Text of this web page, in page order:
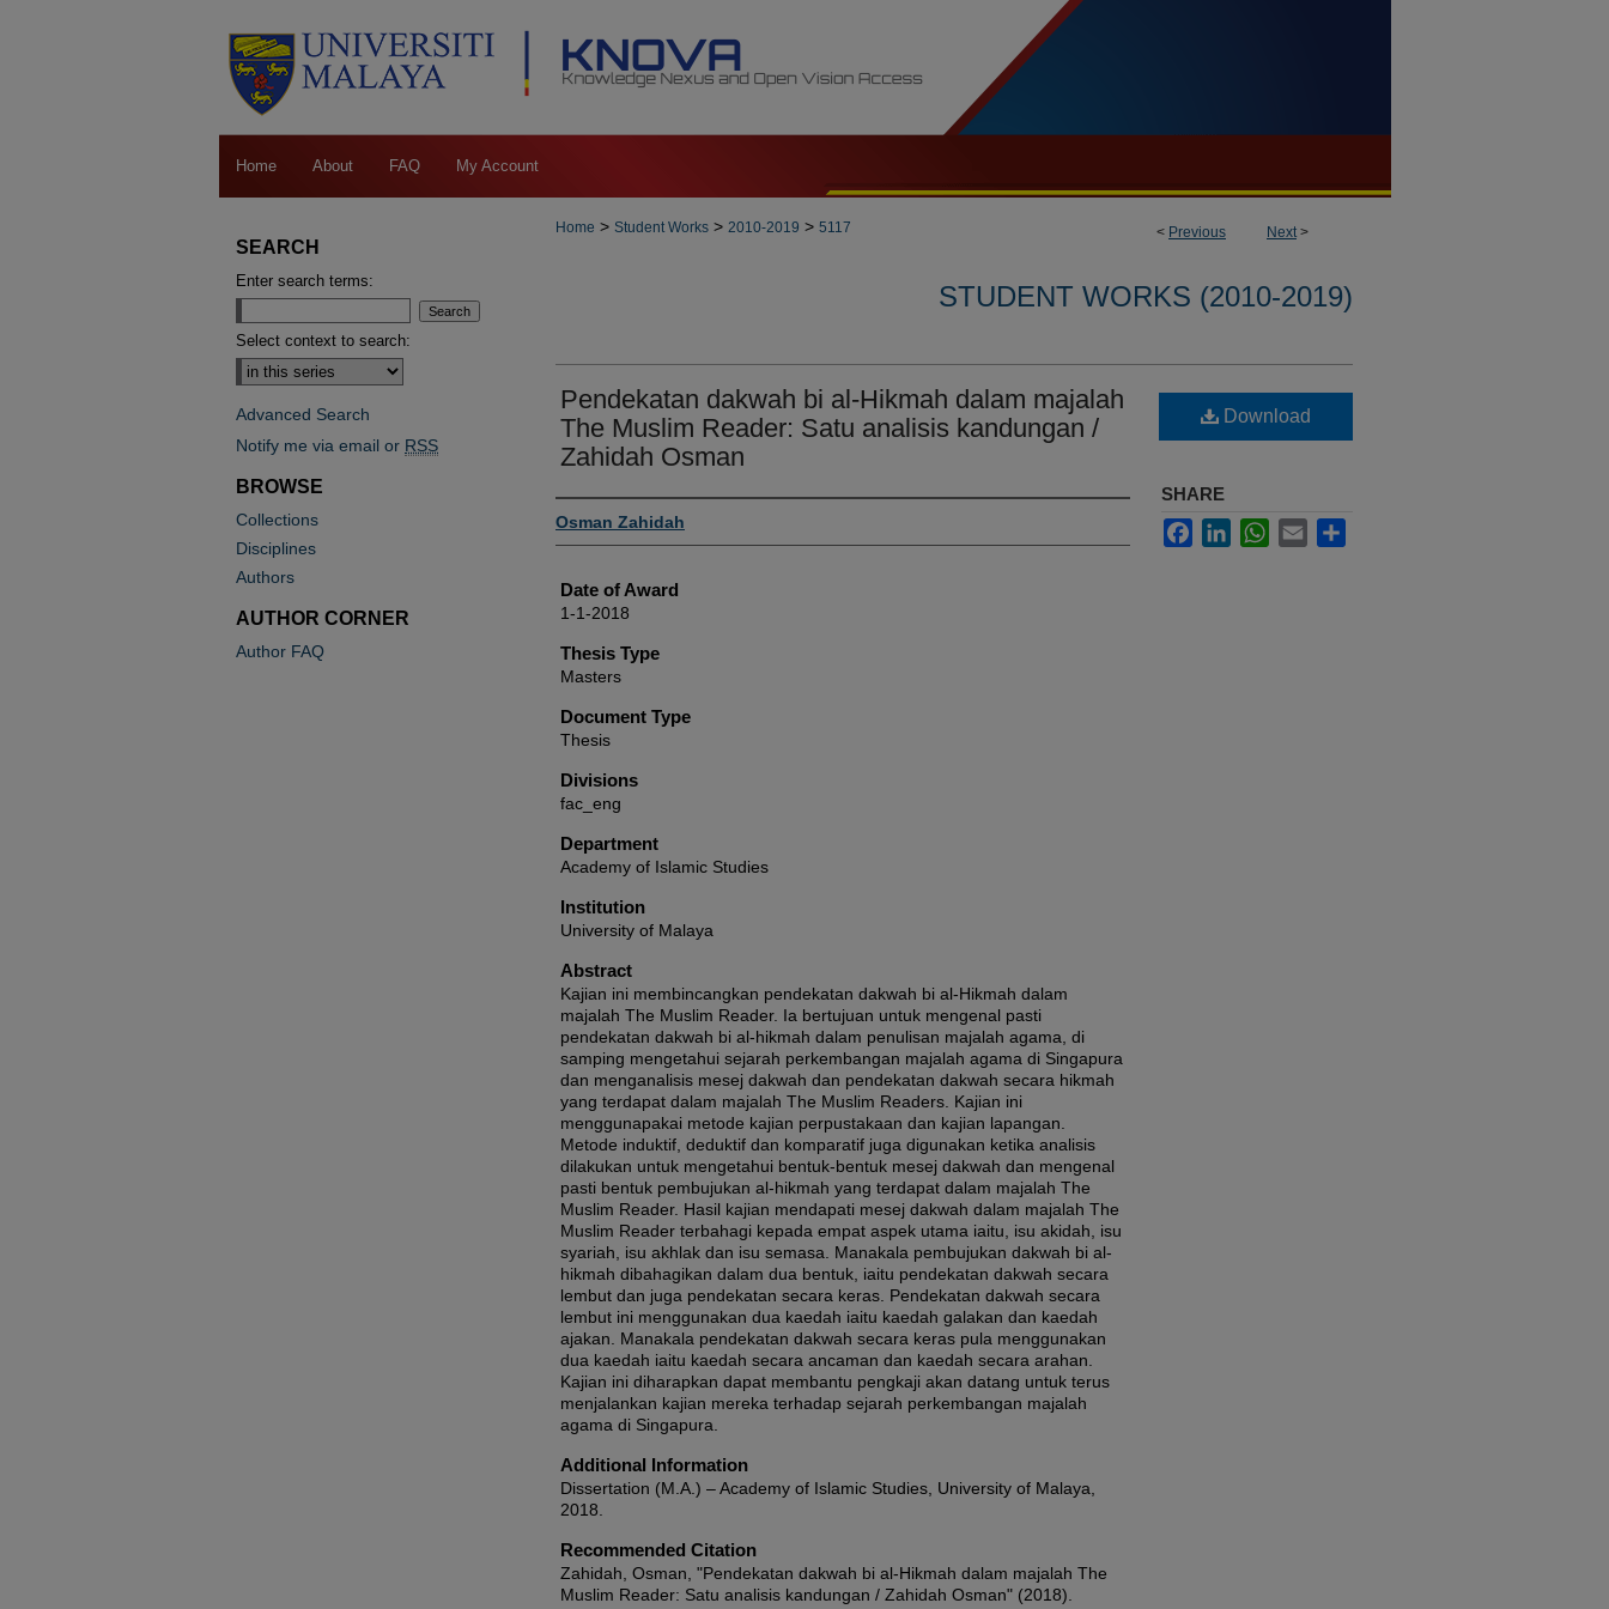
Home About FAQ My Account
< Previous Next>
Home > Student Works > 2010-2019 > 5117
STUDENT WORKS (2010-2019)
Pendekatan dakwah bi al-Hikmah dalam majalah
The Muslim Reader: Satu analisis kandungan /
Zahidah Osman
Author
Osman Zahidah
Date of Award
1-1-2018
Thesis Type
Masters
Document Type
Thesis
Divisions
fac_eng
Department
Academy of Islamic Studies
Institution
University of Malaya
Abstract
Kajian ini membincangkan pendekatan dakwah bi al-Hikmah dalam
majalah The Muslim Reader. Ia bertujuan untuk mengenal pasti
pendekatan dakwah bi al-hikmah dalam penulisan majalah agama, di
samping mengetahui sejarah perkembangan majalah agama di Singapura
dan menganalisis mesej dakwah dan pendekatan dakwah secara hikmah
yang terdapat dalam majalah The Muslim Readers. Kajian ini
menggunapakai metode kajian perpustakaan dan kajian lapangan.
Metode induktif, deduktif dan komparatif juga digunakan ketika analisis
dilakukan untuk mengetahui bentuk-bentuk mesej dakwah dan mengenal
pasti bentuk pembujukan al-hikmah yang terdapat dalam majalah The
Muslim Reader. Hasil kajian mendapati mesej dakwah dalam majalah The
Muslim Reader terbahagi kepada empat aspek utama iaitu, isu akidah, isu
syariah, isu akhlak dan isu semasa. Manakala pembujukan dakwah bi al-
hikmah dibahagikan dalam dua bentuk, iaitu pendekatan dakwah secara
lembut dan juga pendekatan secara keras. Pendekatan dakwah secara
lembut ini menggunakan dua kaedah iaitu kaedah galakan dan kaedah
ajakan. Manakala pendekatan dakwah secara keras pula menggunakan
dua kaedah iaitu kaedah secara ancaman dan kaedah secara arahan.
Kajian ini diharapkan dapat membantu pengkaji akan datang untuk terus
menjalankan kajian mereka terhadap sejarah perkembangan majalah
agama di Singapura.
Additional Information
Dissertation (M.A.) – Academy of Islamic Studies, University of Malaya,
2018.
Recommended Citation
Zahidah, Osman, "Pendekatan dakwah bi al-Hikmah dalam majalah The
Muslim Reader: Satu analisis kandungan / Zahidah Osman" (2018).
Download
SHARE
FacebookLinkedInWhatsApp
Email
SEARCH
Enter search terms:
Select context to search:
Advanced Search
Notify me via email or RSS
BROWSE
Collections
Disciplines
Authors
AUTHOR CORNER
Author FAQ